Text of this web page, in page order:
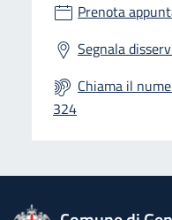
Prenota
Segnala
Chiama il
324
logo Unione Europea